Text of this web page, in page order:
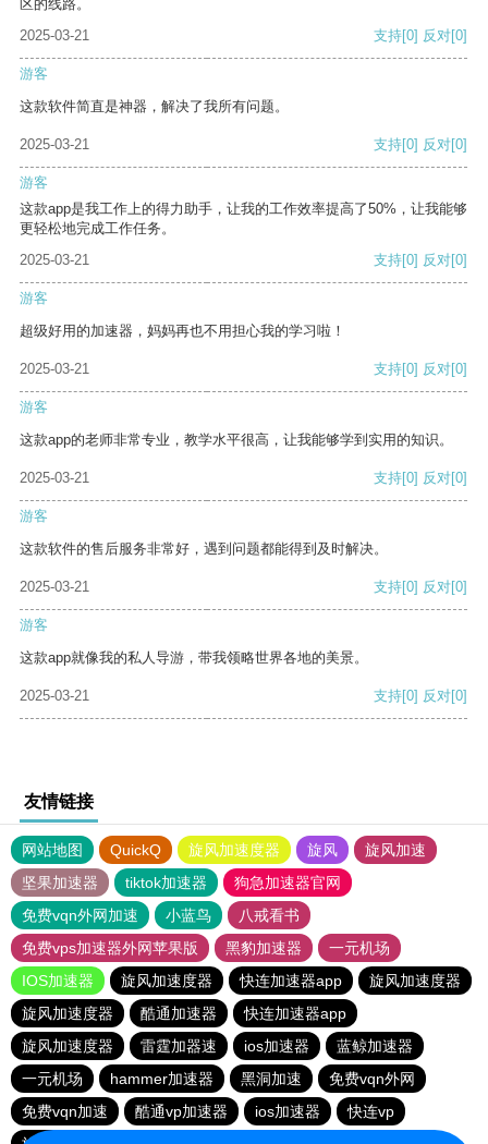
区的线路。
2025-03-21
支持[0] 反对[0]
游客
这款软件简直是神器，解决了我所有问题。
2025-03-21 支持[0] 反对[0]
游客
这款app是我工作上的得力助手，让我的工作效率提高了50%，让我能够
更轻松地完成工作任务。
2025-03-21
支持[0] 反对[0]
游客
超级好用的加速器，妈妈再也不用担心我的学习啦！
2025-03-21 支持[0] 反对[0]
游客
这款app的老师非常专业，教学水平很高，让我能够学到实用的知识。
2025-03-21 支持[0] 反对[0]
游客
这款软件的售后服务非常好，遇到问题都能得到及时解决。
2025-03-21 支持[0] 反对[0]
游客
这款app就像我的私人导游，带我领略世界各地的美景。
2025-03-21 支持[0] 反对[0]
友情链接
网站地图 QuickQ 旋风加速度器 旋风
旋风加速
坚果加速器
tiktok加速器
狗急加速器官网
免费vqn外网加速
小蓝鸟
八戒看书
免费vps加速器外网苹果版
黑豹加速器
一元机场
IOS加速器
旋风加速度器 快连加速器app
旋风加速度器
旋风加速度器
酷通加速器
快连加速器app
旋风加速度器
雷霆加器速 ios加速器
蓝鲸加速器
一元机场
hammer加速器 黑洞加速
免费vqn外网
免费vqn加速
酷通vp加速器 ios加速器
快连vp